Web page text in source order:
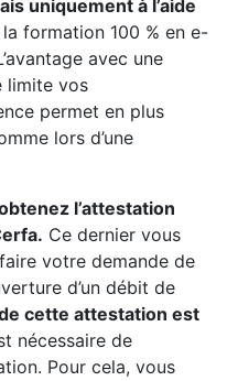
uniquement à l’aide
formation 100 % en e-
avec une
limite vos
permet en plus
lors d’une
l’attestation
Ce dernier vous
votre demande de
d’un débit de
cette attestation est
nécessaire de
Pour cela, vous